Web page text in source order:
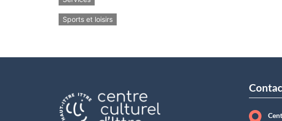
Sports et loisirs